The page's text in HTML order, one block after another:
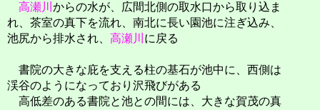
高瀬川 からの水が、広間北側の取水口から取り込ま
れ、茶室の真下を流れ、南北に長い園池に注ぎ込み、
池尻から排水され、 高瀬川 に戻る
書院の大きな庇を支える柱の基石が池中に、西側は
渓谷のようになっており沢飛びがある
高低差のある書院と池との間には、大きな賀茂の真